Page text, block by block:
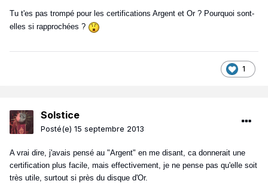
Tu t'es pas trompé pour les certifications Argent et Or ? Pourquoi sont-
elles si rapprochées ?
1
Solstice
Posté(e) 15 septembre 2013
A vrai dire, j'avais pensé au "Argent" en me disant, ca donnerait une
certification plus facile, mais effectivement, je ne pense pas qu'elle soit
très utile, surtout si près du disque d'Or.